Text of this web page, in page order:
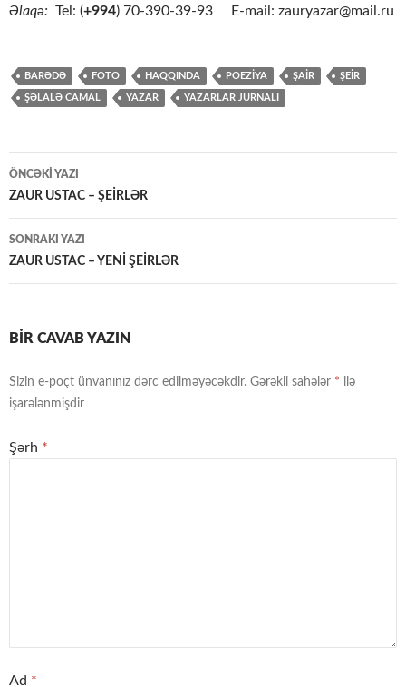
Əlaqə: Tel: (+994) 70-390-39-93 E-mail: zauryazar@mail.ru
BARƏDƏ FOTO HAQQINDA POEZİYA ŞAİR ŞEİR
ŞƏLALƏ CAMAL YAZAR YAZARLAR JURNALI
Yazılar
üzrə
naviqasiya
ÖNCƏKI YAZI
ZAUR USTAC – ŞEİRLƏR
SONRAKI YAZI
ZAUR USTAC – YENİ ŞEİRLƏR
BIR CAVAB YAZIN
Sizin e-poçt ünvanınız dərc edilməyəcəkdir. Gərəkli sahələr * ilə
işarələnmişdir
Şərh *
Ad *